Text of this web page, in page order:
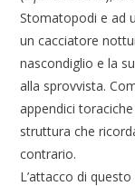
Stomatopodi e ad
un cacciatore
nascondiglio e la
alla sprovvista.
appendici
struttura che
contrario.
L’attacco di